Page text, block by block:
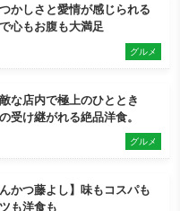
かしさと愛情が感じられる
心もお腹も大満足
グルメ
な店内で極上のひととき
受け継がれる絶品洋食。
グルメ
かつ藤よし】味もコスパも
も洋食も